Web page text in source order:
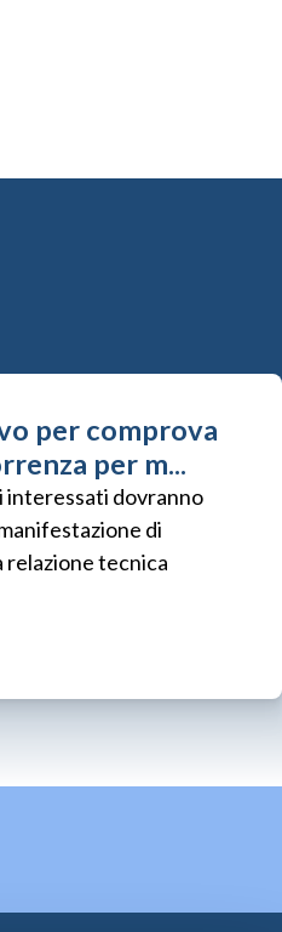
per comprova
per m...
interessati dovranno
di
tecnica